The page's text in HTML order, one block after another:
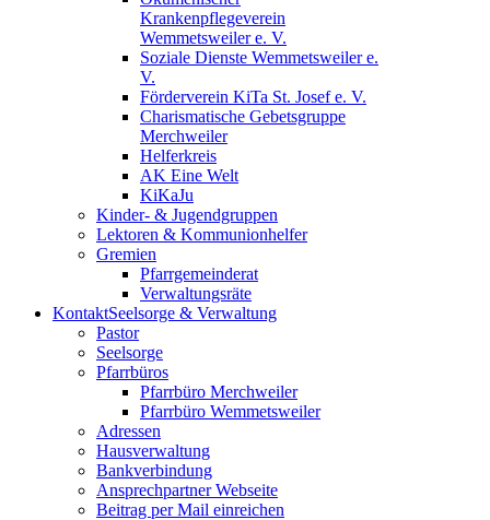
Krankenpflegeverein
Wemmetsweiler e. V.
Soziale Dienste Wemmetsweiler e.
V.
Förderverein KiTa St. Josef e. V.
Charismatische Gebetsgruppe
Merchweiler
Helferkreis
AK Eine Welt
KiKaJu
Kinder- & Jugendgruppen
Lektoren & Kommunionhelfer
Gremien
Pfarrgemeinderat
Verwaltungsräte
KontaktSeelsorge & Verwaltung
Pastor
Seelsorge
Pfarrbüros
Pfarrbüro Merchweiler
Pfarrbüro Wemmetsweiler
Adressen
Hausverwaltung
Bankverbindung
Ansprechpartner Webseite
Beitrag per Mail einreichen